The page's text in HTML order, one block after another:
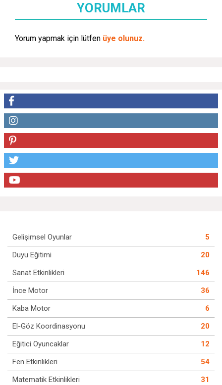
YORUMLAR
Yorum yapmak için lütfen üye olunuz.
Gelişimsel Oyunlar
5
Duyu Eğitimi
20
Sanat Etkinlikleri
146
İnce Motor
36
Kaba Motor
6
El-Göz Koordinasyonu
20
Eğitici Oyuncaklar
12
Fen Etkinlikleri
54
Matematik Etkinlikleri
31